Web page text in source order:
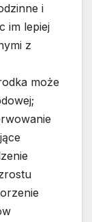
i
im lepiej
z
może